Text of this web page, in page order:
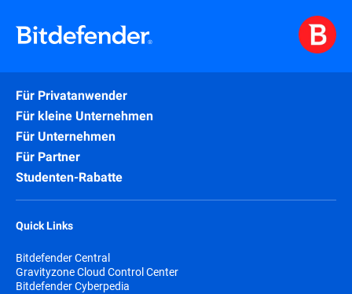
Für Privatanwender
Für kleine Unternehmen
Für Unternehmen
Für Partner
Studenten-Rabatte
Quick Links
Bitdefender Central
Gravityzone Cloud Control Center
Bitdefender Cyberpedia